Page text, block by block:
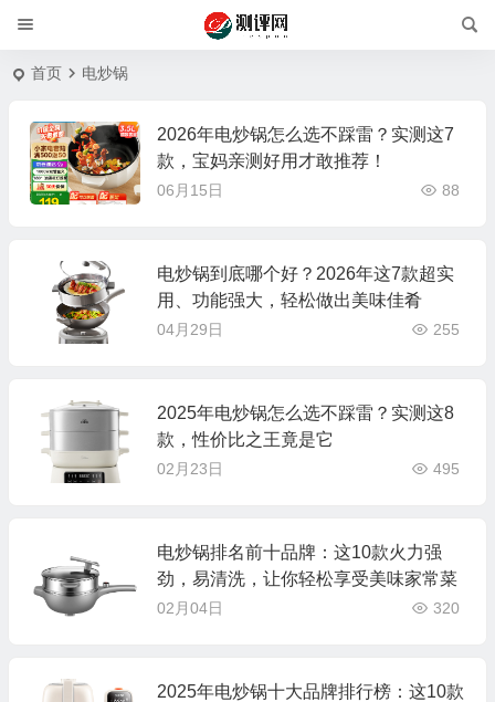
首页 电炒锅
2026年电炒锅怎么选不踩雷？实测这7
款，宝妈亲测好用才敢推荐！
06月15日 88
电炒锅到底哪个好？2026年这7款超实
用、功能强大，轻松做出美味佳肴
04月29日 255
2025年电炒锅怎么选不踩雷？实测这8
款，性价比之王竟是它
02月23日 495
电炒锅排名前十品牌：这10款火力强
劲，易清洗，让你轻松享受美味家常菜
02月04日 320
2025年电炒锅十大品牌排行榜：这10款